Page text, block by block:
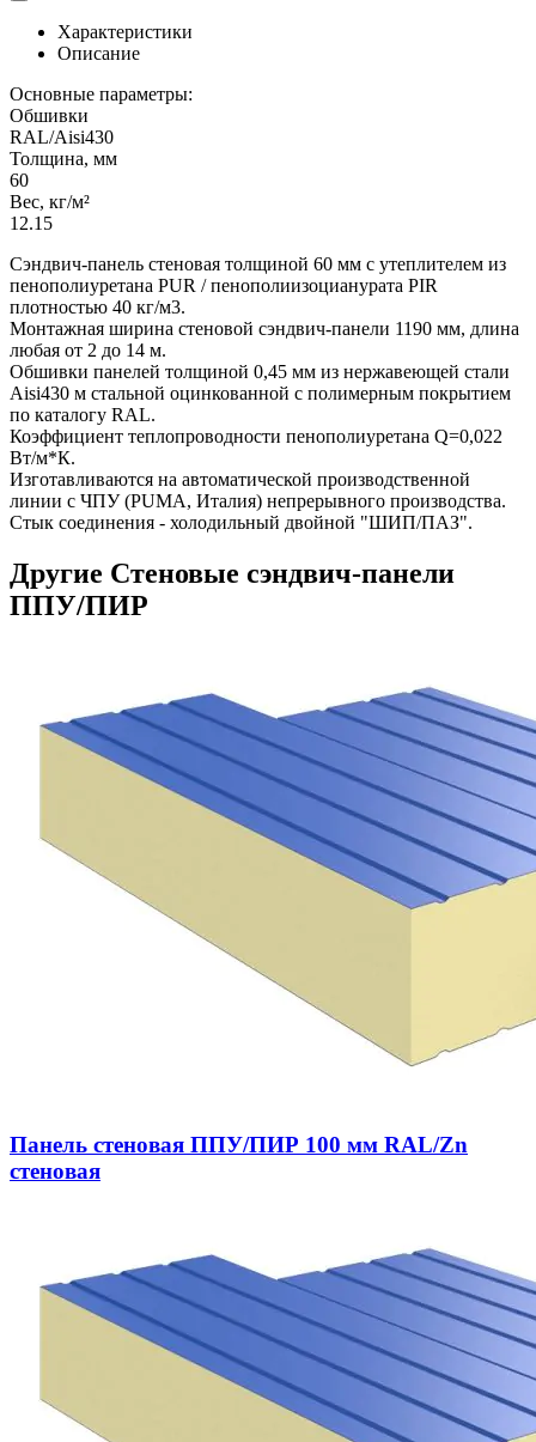
Характеристики
Описание
Основные параметры:
Обшивки
RAL/Aisi430
Толщина, мм
60
Вес, кг/м²
12.15
Сэндвич-панель стеновая толщиной 60 мм с утеплителем из
пенополиуретана PUR / пенополиизоцианурата PIR
плотностью 40 кг/м3.
Монтажная ширина стеновой сэндвич-панели 1190 мм, длина
любая от 2 до 14 м.
Обшивки панелей толщиной 0,45 мм из нержавеющей стали
Aisi430 м стальной оцинкованной с полимерным покрытием
по каталогу RAL.
Коэффициент теплопроводности пенополиуретана Q=0,022
Вт/м*К.
Изготавливаются на автоматической производственной
линии с ЧПУ (PUMA, Италия) непрерывного производства.
Стык соединения - холодильный двойной "ШИП/ПАЗ".
Другие Стеновые сэндвич-панели
ППУ/ПИР
Панель стеновая ППУ/ПИР 100 мм RAL/Zn
стеновая